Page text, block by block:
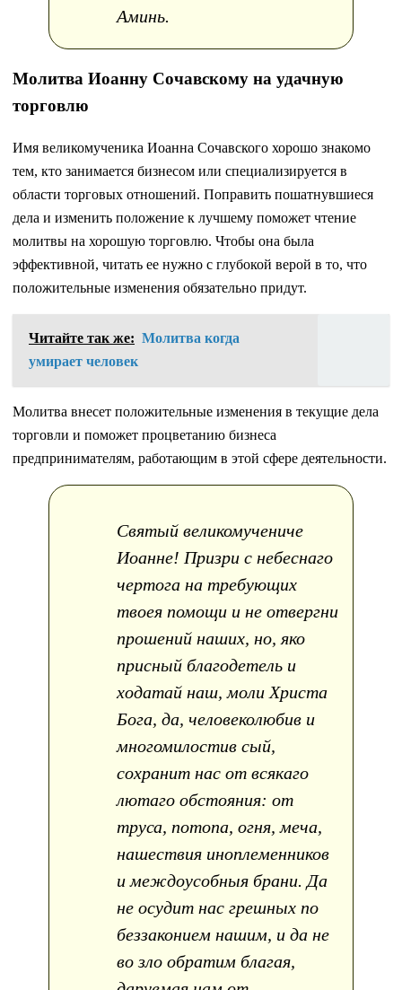
Аминь.
Молитва Иоанну Сочавскому на удачную
торговлю
Имя великомученика Иоанна Сочавского хорошо знакомо
тем, кто занимается бизнесом или специализируется в
области торговых отношений. Поправить пошатнувшиеся
дела и изменить положение к лучшему поможет чтение
молитвы на хорошую торговлю. Чтобы она была
эффективной, читать ее нужно с глубокой верой в то, что
положительные изменения обязательно придут.
Читайте так же: Молитва когда
умирает человек
Молитва внесет положительные изменения в текущие дела
торговли и поможет процветанию бизнеса
предпринимателям, работающим в этой сфере деятельности.
Святый великомучениче
Иоанне! Призри с небеснаго
чертога на требующих
твоея помощи и не отвергни
прошений наших, но, яко
присный благодетель и
ходатай наш, моли Христа
Бога, да, человеколюбив и
многомилостив сый,
сохранит нас от всякаго
лютаго обстояния: от
труса, потопа, огня, меча,
нашествия иноплеменников
и междоусобныя брани. Да
не осудит нас грешных по
беззаконием нашим, и да не
во зло обратим благая,